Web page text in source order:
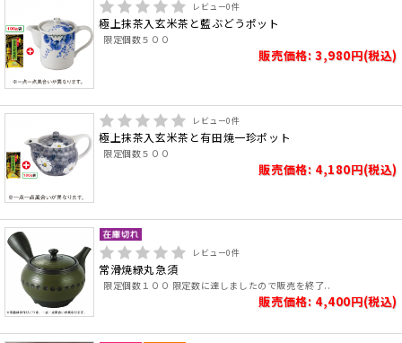
レビュー0件
極上抹茶入玄米茶と藍ぶどうポット
限定個数５００
販売価格: 3,980円(税込)
レビュー0件
極上抹茶入玄米茶と有田焼一珍ポット
限定個数５００
販売価格: 4,180円(税込)
レビュー0件
常滑焼緑丸急須
限定個数１００ 限定数に達しましたので販売を終了..
販売価格: 4,400円(税込)